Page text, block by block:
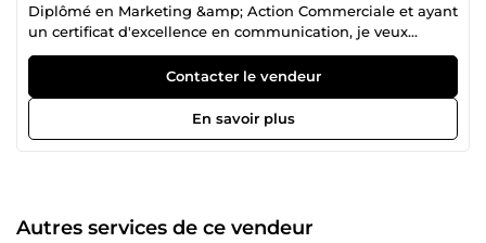
Diplômé en Marketing &amp; Action Commerciale et ayant
un certificat d'excellence en communication, je veux
fournir le meilleur service pour mes clients. Votre
satisfaction est ma priorité !Contacter le vendeur
En savoir plus
Autres services de ce vendeur